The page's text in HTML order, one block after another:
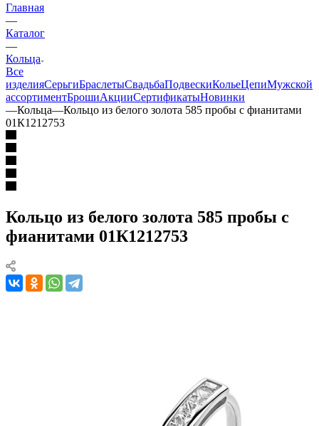
Главная
—
Каталог
—
Кольца
Все
изделияСерьгиБраслетыСвадьбаПодвескиКольеЦепиМужской
ассортиментБрошиАкцииСертификатыНовинки
—Кольца—Кольцо из белого золота 585 пробы с фианитами
01К1212753
Кольцо из белого золота 585 пробы с
фианитами 01К1212753